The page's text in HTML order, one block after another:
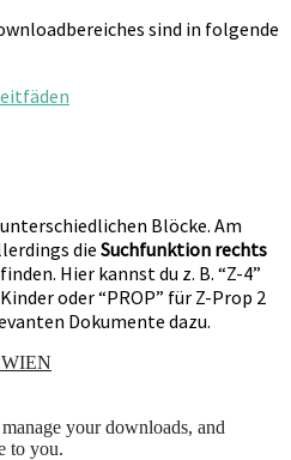
sind in folgende
Blöcke. Am
die Suchfunktion rechts
Hier kannst du z. B. “Z-4”
oder “PROP” für Z-Prop 2
Dokumente dazu.
your downloads, and
to you.